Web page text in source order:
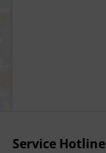
Service Hotline